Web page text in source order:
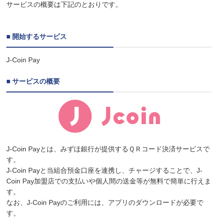
サービスの概要は下記のとおりです。
■ 開始するサービス
J-Coin Pay
■ サービスの概要
J-Coin Payとは、みずほ銀行が提供するＱＲコード決済サービスで
す。
J-Coin Payと当組合預金口座を連携し、チャージすることで、J-
Coin Pay加盟店での支払いや個人間の送金等が無料で簡単に行えま
す。
なお、J-Coin Payのご利用には、アプリのダウンロードが必要で
す。